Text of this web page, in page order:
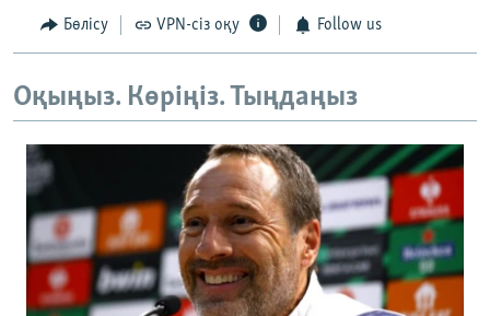
Бөлісу VPN-сіз оқу Follow us
Оқыңыз. Көріңіз. Тыңдаңыз